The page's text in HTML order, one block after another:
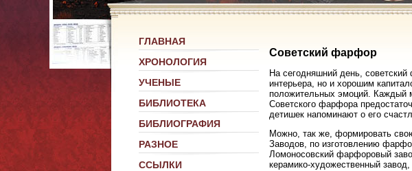
ГЛАВНАЯ
ХРОНОЛОГИЯ
УЧЕНЫЕ
БИБЛИОТЕКА
БИБЛИОГРАФИЯ
РАЗНОЕ
ССЫЛКИ
Советский фарфор
На сегодняшний день,
интерьера, но и хорошим
положительных эмоций. Каждый
Советского фарфора
детишек напоминают о его
Можно, так же, формировать
Заводов, по изготовлению
Ломоносовский фарфоровый
керамико-художественный